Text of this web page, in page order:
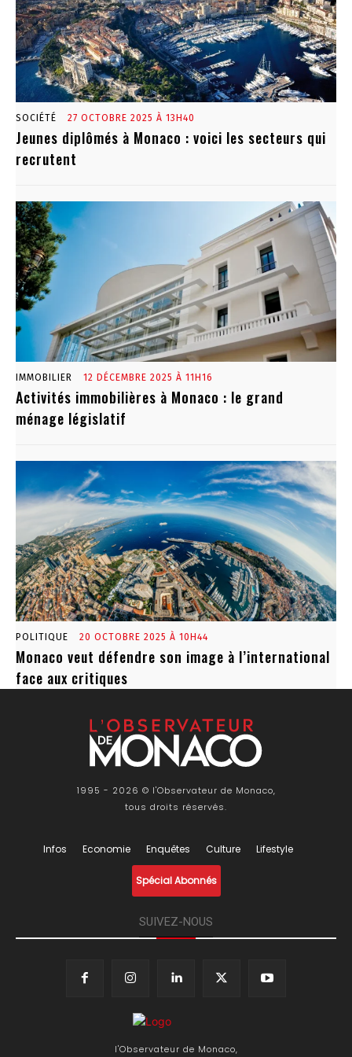
SOCIÉTÉ 27 OCTOBRE 2025 À 13H40
Jeunes diplômés à Monaco : voici les secteurs qui
recrutent
IMMOBILIER 12 DÉCEMBRE 2025 À 11H16
Activités immobilières à Monaco : le grand
ménage législatif
POLITIQUE 20 OCTOBRE 2025 À 10H44
Monaco veut défendre son image à l’international
face aux critiques
1995 - 2026 © l'Observateur de Monaco,
tous droits réservés.
Infos Economie Enquêtes Culture Lifestyle
Spécial Abonnés
SUIVEZ-NOUS
l'Observateur de Monaco,